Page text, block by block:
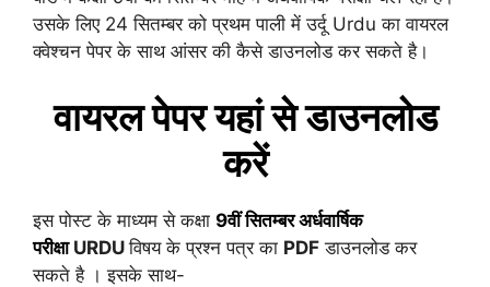
उसके लिए 24 सितम्बर को प्रथम पाली में उर्दू Urdu का वायरल
क्वेश्चन पेपर के साथ आंसर की कैसे डाउनलोड कर सकते है।
वायरल पेपर यहां से डाउनलोड
करें
इस पोस्ट के माध्यम से कक्षा 9वींसितम्बरअर्धवार्षिक
परीक्षाURDUविषय के प्रश्न पत्र का PDF डाउनलोड कर
सकते है । इसके साथ-